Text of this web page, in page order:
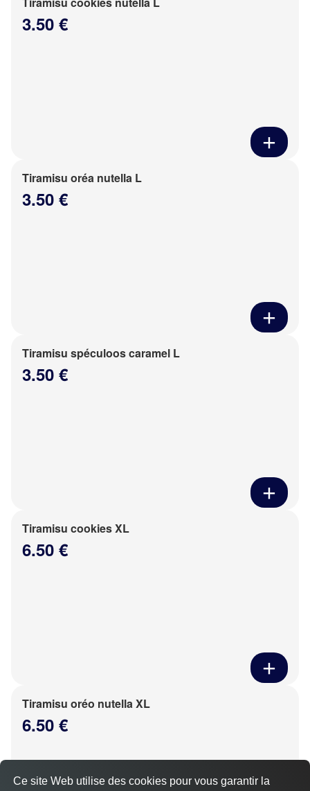
3.50 €
Tiramisu oréa nutella L
3.50 €
Tiramisu spéculoos caramel L
3.50 €
Tiramisu cookies XL
6.50 €
Tiramisu oréo nutella XL
6.50 €
Ce site Web utilise des cookies pour vous garantir la